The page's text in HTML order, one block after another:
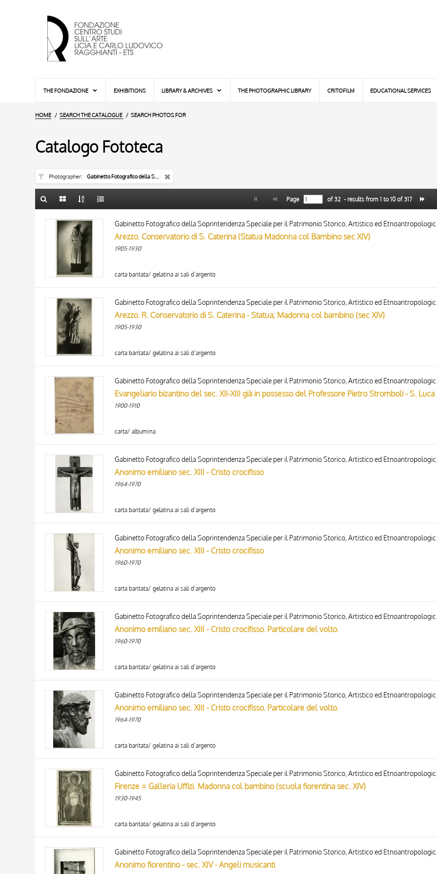
THE FONDAZIONE EXHIBITIONS LIBRARY & ARCHIVES THE PHOTOGRAPHIC LIBRARY CRITOFILM EDUCATIONAL SERVICES
HOME SEARCH THE CATALOGUE SEARCH PHOTOS FOR
Catalogo Fototeca
Photographer Gabinetto Fotografico della Soprintendenza Speciale per il Patrimonio Storico, Artistico ed Etnoantropologico e per il Polo Museale della città di Firenze
AUTHOR
ARTISTA
MATERIAL AND TECHNIQUE
DATE
10 RESULTS
20 RESULTS
Page of 32 - results from 1 to 10of 317
Arezzo. Conservatorio di S. Caterina (Statua Madonna col Bambino sec XIV)
1905-1930
carta baritata/ gelatina ai sali d’argento
Arezzo. R. Conservatorio di S. Caterina - Statua; Madonna col bambino (sec XIV)
1905-1930
carta baritata/ gelatina ai sali d’argento
Evangeliario bizantino del sec. XII-XIII già in possesso del Professore Pietro Stromboli - S. Luca
1900-1910
carta/ albumina
Anonimo emiliano sec. XIII - Cristo crocifisso
1964-1970
carta baritata/ gelatina ai sali d’argento
Anonimo emiliano sec. XIII - Cristo crocifisso
1960-1970
carta baritata/ gelatina ai sali d’argento
Anonimo emiliano sec. XIII - Cristo crocifisso. Particolare del volto.
1960-1970
carta baritata/ gelatina ai sali d’argento
Anonimo emiliano sec. XIII - Cristo crocifisso. Particolare del volto.
1964-1970
carta baritata/ gelatina ai sali d’argento
Firenze = Galleria Uffizi. Madonna col bambino (scuola fiorentina sec. XIV)
1930-1945
carta baritata/ gelatina ai sali d’argento
Anonimo fiorentino - sec. XIV - Angeli musicanti